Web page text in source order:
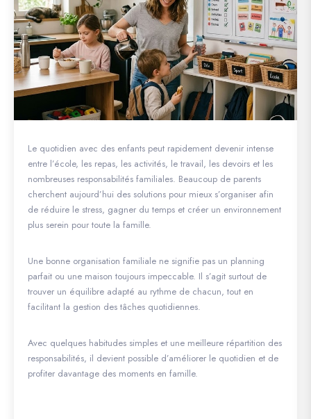
Le quotidien avec des enfants peut rapidement devenir intense
entre l’école, les repas, les activités, le travail, les devoirs et les
nombreuses responsabilités familiales. Beaucoup de parents
cherchent aujourd’hui des solutions pour mieux s’organiser afin
de réduire le stress, gagner du temps et créer un environnement
plus serein pour toute la famille.
Une bonne organisation familiale ne signifie pas un planning
parfait ou une maison toujours impeccable. Il s’agit surtout de
trouver un équilibre adapté au rythme de chacun, tout en
facilitant la gestion des tâches quotidiennes.
Avec quelques habitudes simples et une meilleure répartition des
responsabilités, il devient possible d’améliorer le quotidien et de
profiter davantage des moments en famille.